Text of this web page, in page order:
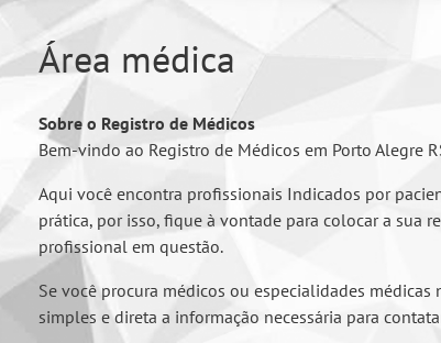
Área médica
Sobre o Registro de Médicos
Bem-vindo ao Registro de Médicos em Porto Alegre
Aqui você encontra profissionais Indicados por
prática, por isso, fique à vontade para colocar a sua
profissional em questão.
Se você procura médicos ou especialidades
simples e direta a informação necessária para